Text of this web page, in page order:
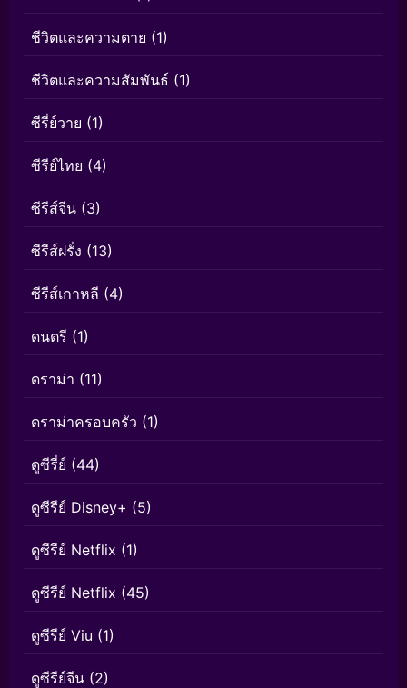
ชีวิตและความตาย (1)
ชีวิตและความสัมพันธ์ (1)
ซีรี่ย์วาย (1)
ซีรีย์ไทย (4)
ซีรีส์จีน (3)
ซีรีส์ฝรั่ง (13)
ซีรีส์เกาหลี (4)
ดนตรี (1)
ดราม่า (11)
ดราม่าครอบครัว (1)
ดูซีรี่ย์ (44)
ดูซีรีย์ Disney+ (5)
ดูซีรีย์ Netflix (1)
ดูซีรีย์ Netflix (45)
ดูซีรีย์ Viu (1)
ดูซีรีย์จีน (2)